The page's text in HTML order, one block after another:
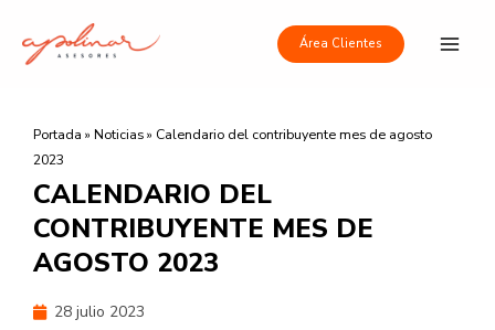
contenido
Área Clientes
Portada » Noticias» Calendario del contribuyente mes de agosto
2023
CALENDARIO DEL
CONTRIBUYENTE MES DE
AGOSTO 2023
28 julio 2023